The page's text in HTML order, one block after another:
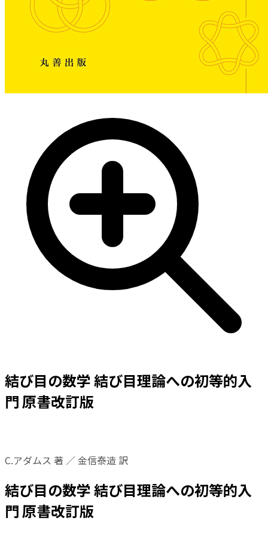
結び目の数学 結び目理論への初等的入
門 原書改訂版
C.アダムス 著 ／ 金信泰造 訳
結び目の数学 結び目理論への初等的入
門 原書改訂版